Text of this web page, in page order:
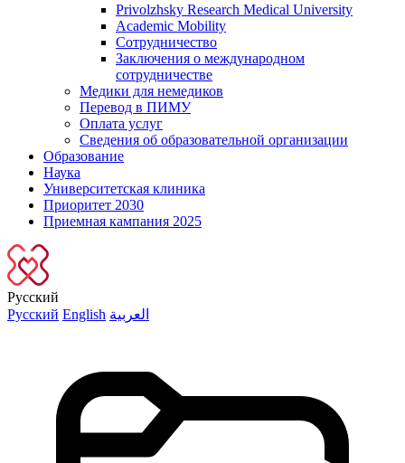
Privolzhsky Research Medical University
Academic Mobility
Сотрудничество
Заключения о международном
сотрудничестве
Медики для немедиков
Перевод в ПИМУ
Оплата услуг
Сведения об образовательной организации
Образование
Наука
Университетская клиника
Приоритет 2030
Приемная кампания 2025
Русский
Русский English العربية